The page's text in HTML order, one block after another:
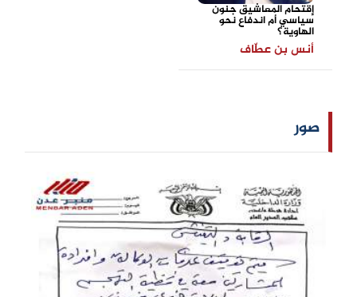
إقتحام المعاشيق جنون
سياسي أم اندفاع نحو
الهاوية؟
أنس بن عطّاف
صور